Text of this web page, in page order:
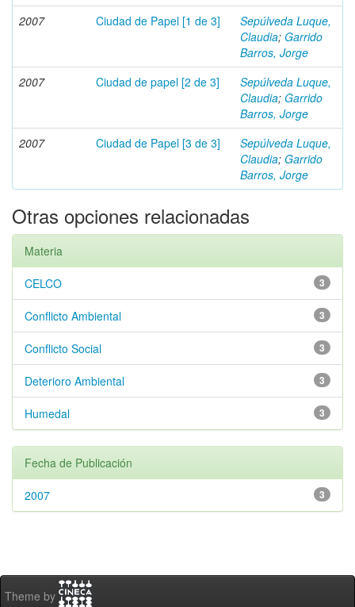
2007 Ciudad de Papel [1 de 3]
Sepúlveda Luque,
Claudia; Garrido
Barros, Jorge
2007
Ciudad de papel [2 de 3]
Sepúlveda Luque,
Claudia; Garrido
Barros, Jorge
2007
Ciudad de Papel [3 de 3]
Sepúlveda Luque,
Claudia; Garrido
Barros, Jorge
Otras opciones relacionadas
Materia
3
CELCO
3
Conflicto Ambiental
3
Conflicto Social
3
Deterioro Ambiental
3
Humedal
Fecha de Publicación
3
2007
Theme by